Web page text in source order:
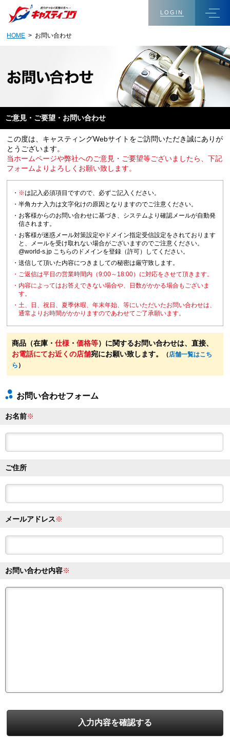
LOGIN
HOME > お問い合わせ
ご意見・ご要望・お問い合わせ
この度は、キャスティングWebサイトをご訪問いただき誠にありが
とうございます。
当ホームページや弊社へのご意見・ご要望等ございましたら、下記
フォームよりよろしくお願い致します。
・ ※は記入必須項目ですので、必ずご記入ください。
・半角カナ入力は文字化けの原因となりますのでご注意ください。
・お客様からのお問い合わせに基づき、システムより確認メールが自動発
信されます。
・お客様が迷惑メール対策設定やドメイン指定受信設定をされております
と、メールを受け取れない場合がございますのでご注意ください。
@world-s.jp こちらのドメインを登録（許可）してください。
・送信して頂いた内容につきましての秘密は厳守致します。
・ご返信は平日の営業時間内（9:00～18:00）に対応をさせて頂きます。
・内容によってはお答えできない場合や、日数がかかる場合もございま
す。
・土、日、祝日、夏季休暇、年末年始、等にいただいたお問い合わせは、
通常よりお時間がかかりますのであわせてご了承願います。
商品（在庫・仕様 ・価格等）に関するお問い合わせは、直接、
お電話にてお近くの店舗宛にお願い致します。 （店舗一覧はこち
ら ）
お問い合わせフォーム
お名前※
ご住所
メールアドレス※
お問い合わせ内容※